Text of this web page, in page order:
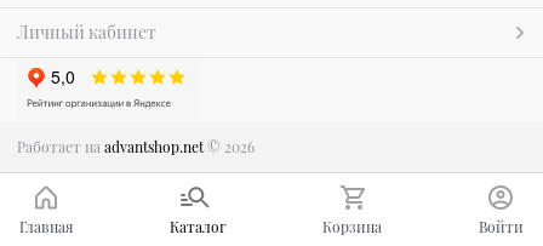
Личный кабинет
Работает на advantshop.net© 2026
Главная Каталог Корзина Войти